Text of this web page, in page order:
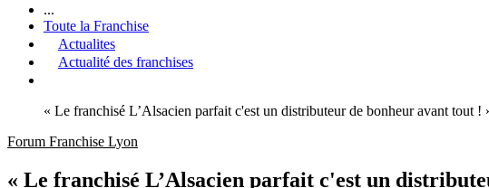
...
Toute la Franchise
Actualites
Actualité des franchises
« Le franchisé L’Alsacien parfait c'est un distributeur de bonheur avant tout
Forum Franchise Lyon
« Le franchisé L’Alsacien parfait c'est un